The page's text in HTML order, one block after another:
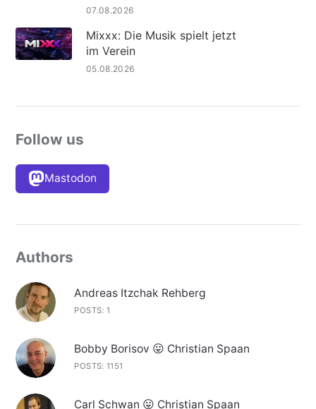
07.08.2026
Mixxx: Die Musik spielt jetzt
im Verein
05.08.2026
Follow us
Mastodon
Authors
Andreas Itzchak Rehberg
POSTS: 1
Bobby Borisov 😛 Christian Spaan
POSTS: 1151
Carl Schwan 😛 Christian Spaan